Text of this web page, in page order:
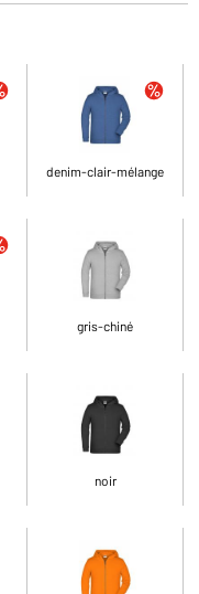
denim-clair-mélange
gris-chiné
noir